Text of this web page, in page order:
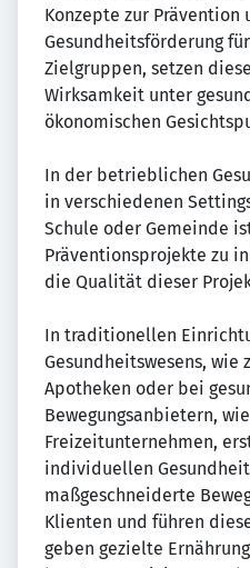
Konzepte zur Prävention
Gesundheitsförderung
Zielgruppen, setzen
Wirksamkeit unter
ökonomischen
In der betrieblichen
in verschiedenen
Schule oder Gemeinde
Präventionsprojekte zu
die Qualität dieser
In traditionellen
Gesundheitswesens, wie
Apotheken oder bei
Bewegungsanbietern,
Freizeitunternehmen,
individuellen
maßgeschneiderte
Klienten und führen
geben gezielte